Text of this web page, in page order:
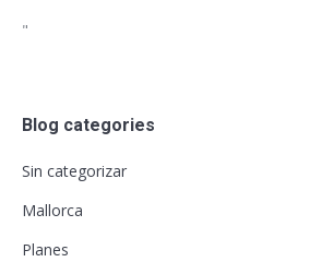
"
Blog categories
Sin categorizar
Mallorca
Planes